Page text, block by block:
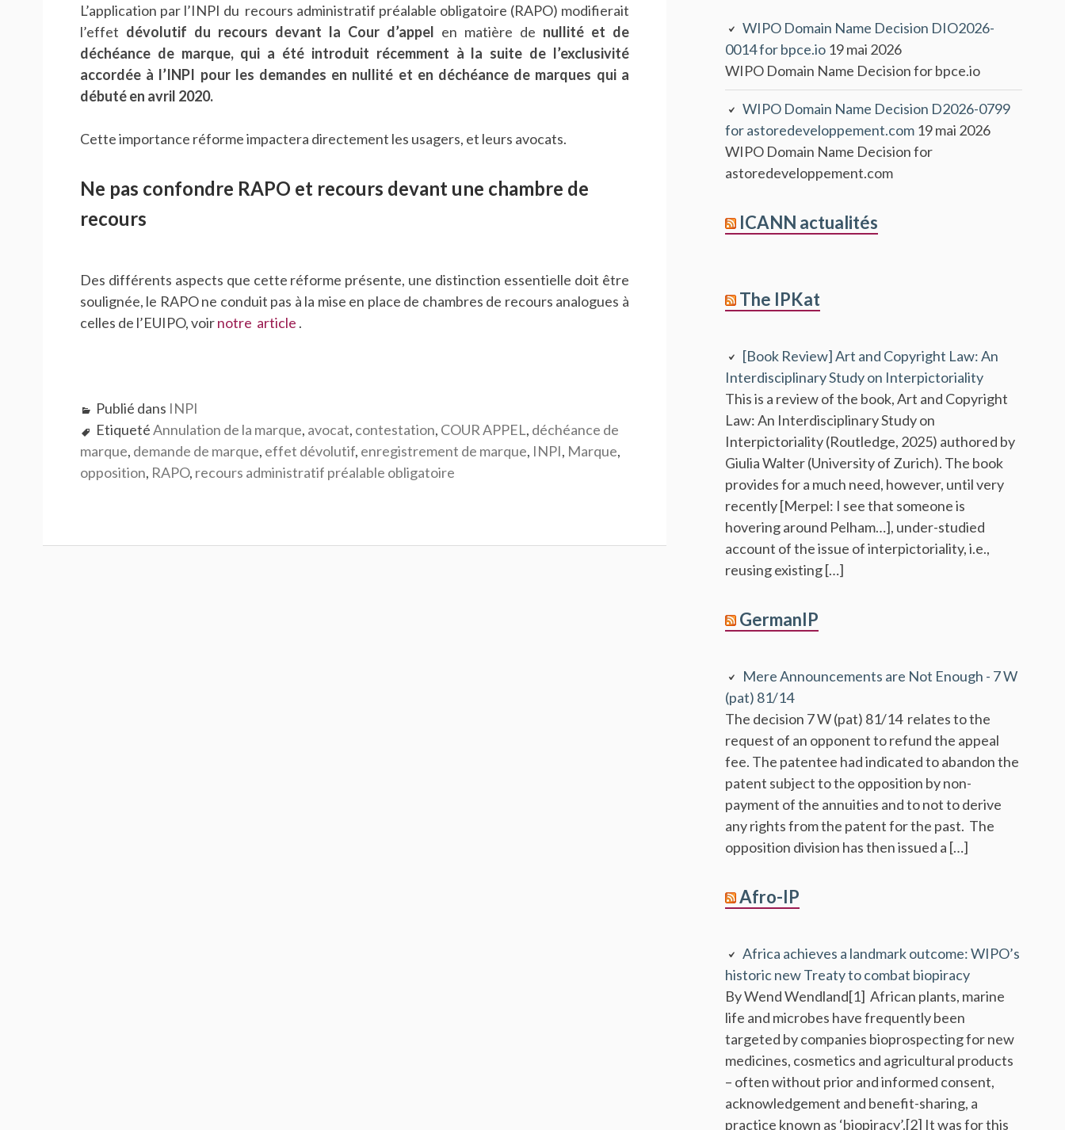
L’application par l’INPI du recours administratif préalable obligatoire (RAPO) modifierait
l’effet dévolutif du recours devant la Cour d’appel en matière de nullité et de
déchéance de marque, qui a été introduit récemment à la suite de l’exclusivité
accordée à l’INPI pour les demandes en nullité et en déchéance de marques qui a
débuté en avril 2020.
Cette importance réforme impactera directement les usagers, et leurs avocats.
Ne pas confondre RAPO et recours devant une chambre de
recours
Des différents aspects que cette réforme présente, une distinction essentielle doit être
soulignée, le RAPO ne conduit pas à la mise en place de chambres de recours analogues à
celles de l’EUIPO, voirnotre article .
Publié dans INPI
EtiquetéAnnulation de la marque, avocat, contestation, COUR APPEL, déchéance de
marque, demande de marque, effet dévolutif, enregistrement de marque, INPI, Marque,
opposition, RAPO, recours administratif préalable obligatoire
WIPO Domain Name Decision DIO2026-
0014 for bpce.io 19 mai 2026
WIPO Domain Name Decision for bpce.io
WIPO Domain Name Decision D2026-0799
for astoredeveloppement.com 19 mai 2026
WIPO Domain Name Decision for
astoredeveloppement.com
ICANN actualités
The IPKat
[Book Review] Art and Copyright Law: An
Interdisciplinary Study on Interpictoriality
This is a review of the book, Art and Copyright
Law: An Interdisciplinary Study on
Interpictoriality (Routledge, 2025) authored by
Giulia Walter (University of Zurich). The book
provides for a much need, however, until very
recently [Merpel: I see that someone is
hovering around Pelham…], under-studied
account of the issue of interpictoriality, i.e.,
reusing existing […]
GermanIP
Mere Announcements are Not Enough - 7 W
(pat) 81/14
The decision 7 W (pat) 81/14 relates to the
request of an opponent to refund the appeal
fee. The patentee had indicated to abandon the
patent subject to the opposition by non-
payment of the annuities and to not to derive
any rights from the patent for the past. The
opposition division has then issued a […]
Afro-IP
Africa achieves a landmark outcome: WIPO’s
historic new Treaty to combat biopiracy
By Wend Wendland[1] African plants, marine
life and microbes have frequently been
targeted by companies bioprospecting for new
medicines, cosmetics and agricultural products
– often without prior and informed consent,
acknowledgement and benefit-sharing, a
practice known as ‘biopiracy’.[2] It was for this